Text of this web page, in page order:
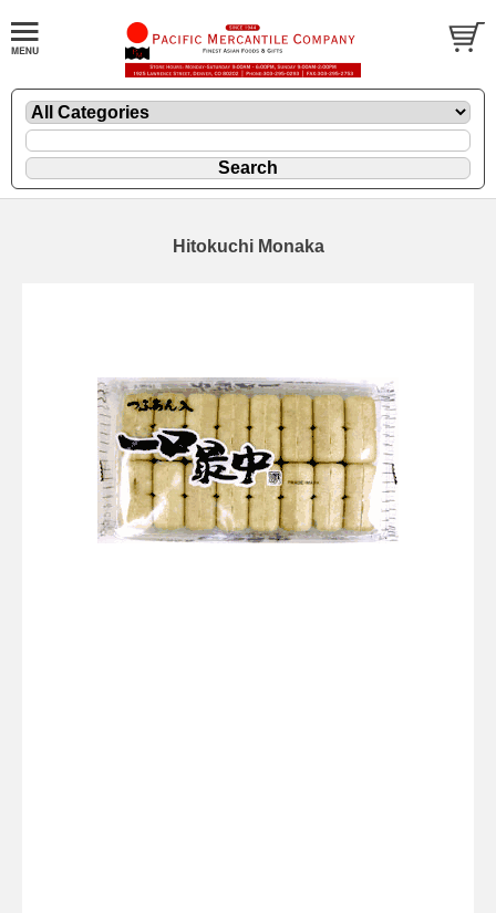
Hitokuchi Monaka